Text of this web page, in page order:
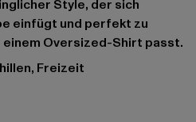
Style, der sich
einfügt und perfekt zu
Oversized-Shirt passt.
Freizeit